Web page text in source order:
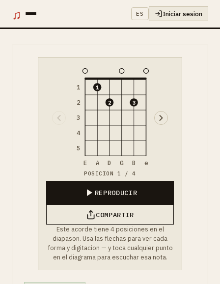
♫ ES Iniciar sesion
1
2
3
4
5
1
2 3
E A D G B e
POSICION 1 / 4
REPRODUCIR
COMPARTIR
Este acorde tiene 4 posiciones en el
diapason. Usa las flechas para ver cada
forma y digitacion — y toca cualquier punto
en el diagrama para escuchar esa nota.